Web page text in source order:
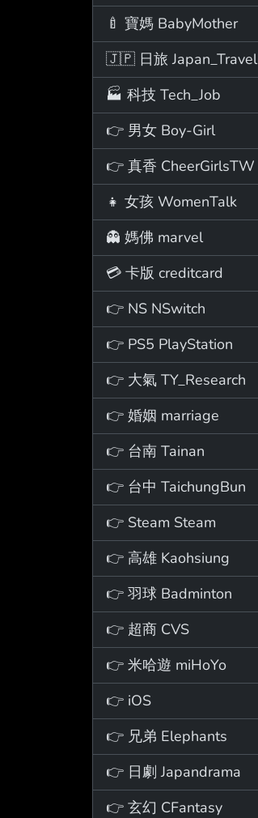
🍼 寶媽 BabyMother
🇯🇵 日旅 Japan_Travel
🏭 科技 Tech_Job
👉 男女 Boy-Girl
👉 真香 CheerGirlsTW
👧 女孩 WomenTalk
👻 媽佛 marvel
💳 卡版 creditcard
👉 NS NSwitch
👉 PS5 PlayStation
👉 大氣 TY_Research
👉 婚姻 marriage
👉 台南 Tainan
👉 台中 TaichungBun
👉 Steam Steam
👉 高雄 Kaohsiung
👉 羽球 Badminton
👉 超商 CVS
👉 米哈遊 miHoYo
👉 iOS
👉 兄弟 Elephants
👉 日劇 Japandrama
👉 玄幻 CFantasy